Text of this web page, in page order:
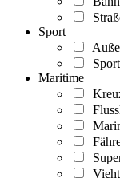
Sport
Maritime